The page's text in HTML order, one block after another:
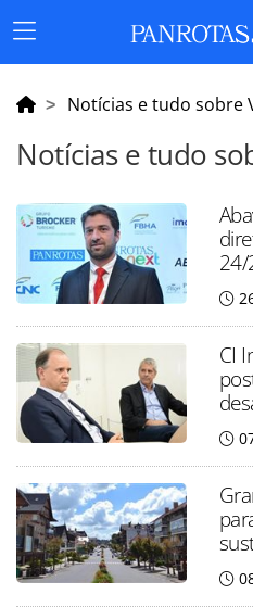
Menu
Principal
Notícias e tudo sobre
Notícias e tudo
24/
CI